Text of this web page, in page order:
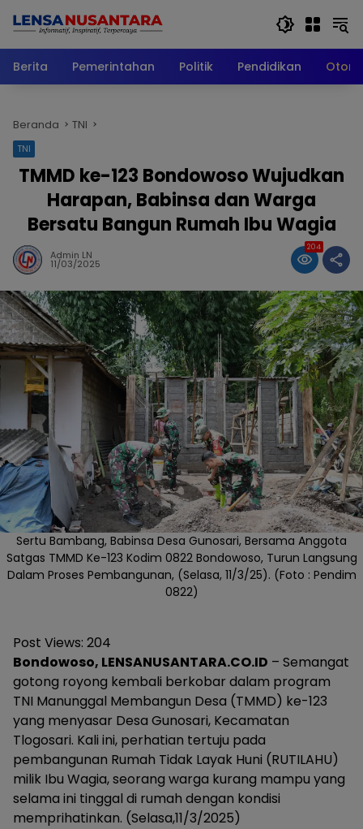
Berita
Pemerintahan Politik Pendidikan
Beranda TNI
TNI
TMMD ke-123 Bondowoso Wujudkan
Harapan, Babinsa dan Warga
Bersatu Bangun Rumah Ibu Wagia
Admin LN
11/03/2025
204
Sertu Bambang, Babinsa Desa Gunosari, Bersama Anggota
Satgas TMMD Ke-123 Kodim 0822 Bondowoso, Turun Langsung
Dalam Proses Pembangunan, (Selasa, 11/3/25). (Foto : Pendim
0822)
Post Views: 204
Bondowoso, LENSANUSANTARA.CO.ID – Semangat
gotong royong kembali berkobar dalam program
TNI Manunggal Membangun Desa (TMMD) ke-123
yang menyasar Desa Gunosari, Kecamatan
Tlogosari. Kali ini, perhatian tertuju pada
pembangunan Rumah Tidak Layak Huni (RUTILAHU)
milik Ibu Wagia, seorang warga kurang mampu yang
selama ini tinggal di rumah dengan kondisi
memprihatinkan. (Selasa,11/3/2025)